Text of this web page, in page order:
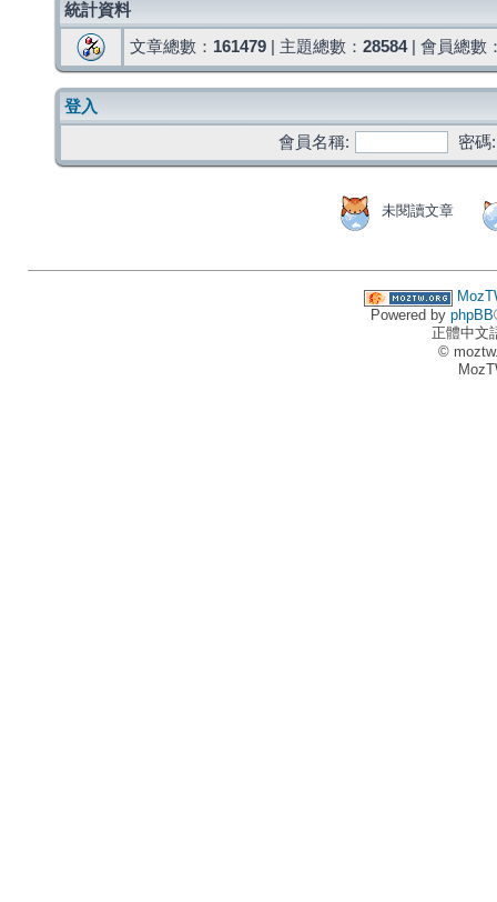
統計資料
文章總數： 161479 | 主題總數： 28584| 會員總數
登入
會員名稱:
密碼:
未閱讀文章
Powered by phpBB
正體中文
©